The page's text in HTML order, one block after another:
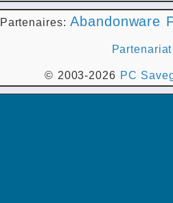
Partenaires:Abandonware
Partenariat
© 2003-2026 PC